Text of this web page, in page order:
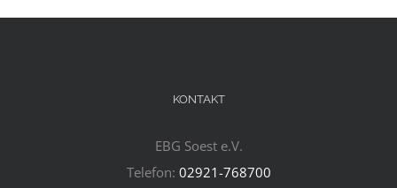
KONTAKT
EBG Soest e.V.
Telefon: 02921-768700